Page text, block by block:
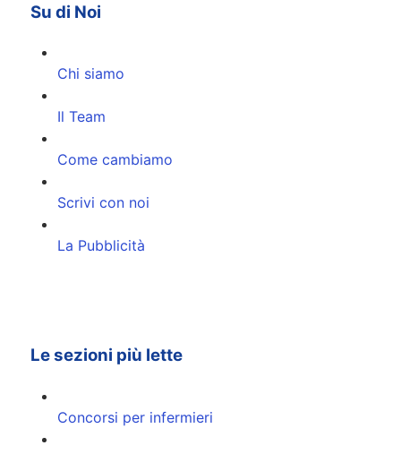
Su di Noi
Chi siamo
Il Team
Come cambiamo
Scrivi con noi
La Pubblicità
Le sezioni più lette
Concorsi per infermieri